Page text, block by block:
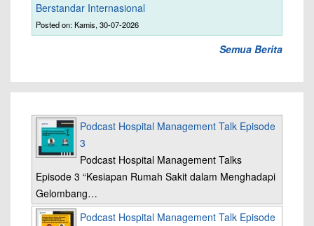
Berstandar Internasional
Posted on: Kamis, 30-07-2026
Semua Berita
Podcast Hospital Management Talk Episode
3
Podcast Hospital Management Talks
Episode 3 “Kesiapan Rumah Sakit dalam Menghadapi
Gelombang…
Podcast Hospital Management Talk Episode